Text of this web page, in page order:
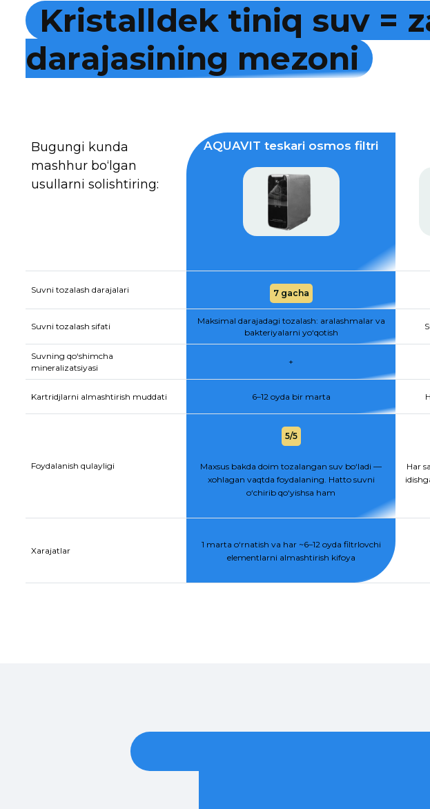
Kristalldek tiniq suv = z
darajasining mezoni
Bugungi kunda
mashhur bo‘lgan
usullarni solishtiring:
AQUAVIT teskari osmos filtri
Suvni tozalash darajalari 7 gacha
Suvni tozalash sifati
Maksimal darajadagi tozalash: aralashmalar va
bakteriyalarni yo‘qotish
Suvning qo‘shimcha
mineralizatsiyasi
+
Kartridjlarni almashtirish muddati 6–12 oyda bir marta
Foydalanish qulayligi
5/5
Maxsus bakda doim tozalangan suv bo‘ladi —
xohlagan vaqtda foydalaning. Hatto suvni
o‘chirib qo‘yishsa ham
Har
Xarajatlar
1 marta o‘rnatish va har ~6–12 oyda filtrlovchi
elementlarni almashtirish kifoya